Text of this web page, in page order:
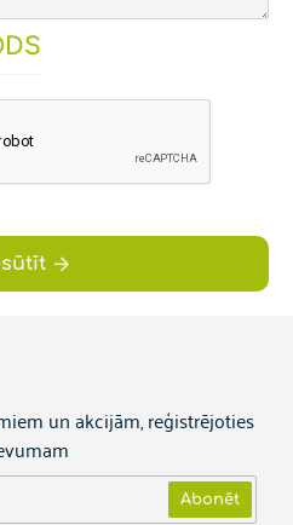
un akcijām, reģistrējoties
Abonēt